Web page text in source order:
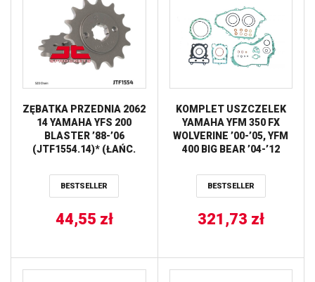
ZĘBATKA PRZEDNIA 2062
14 YAMAHA YFS 200
BLASTER ’88-’06
(JTF1554.14)* (ŁAŃC.
BESTSELLER
44,55 zł
KOMPLET USZCZELEK
YAMAHA YFM 350 FX
WOLVERINE ’00-’05, YFM
400 BIG BEAR ’04-’12
BESTSELLER
321,73 zł